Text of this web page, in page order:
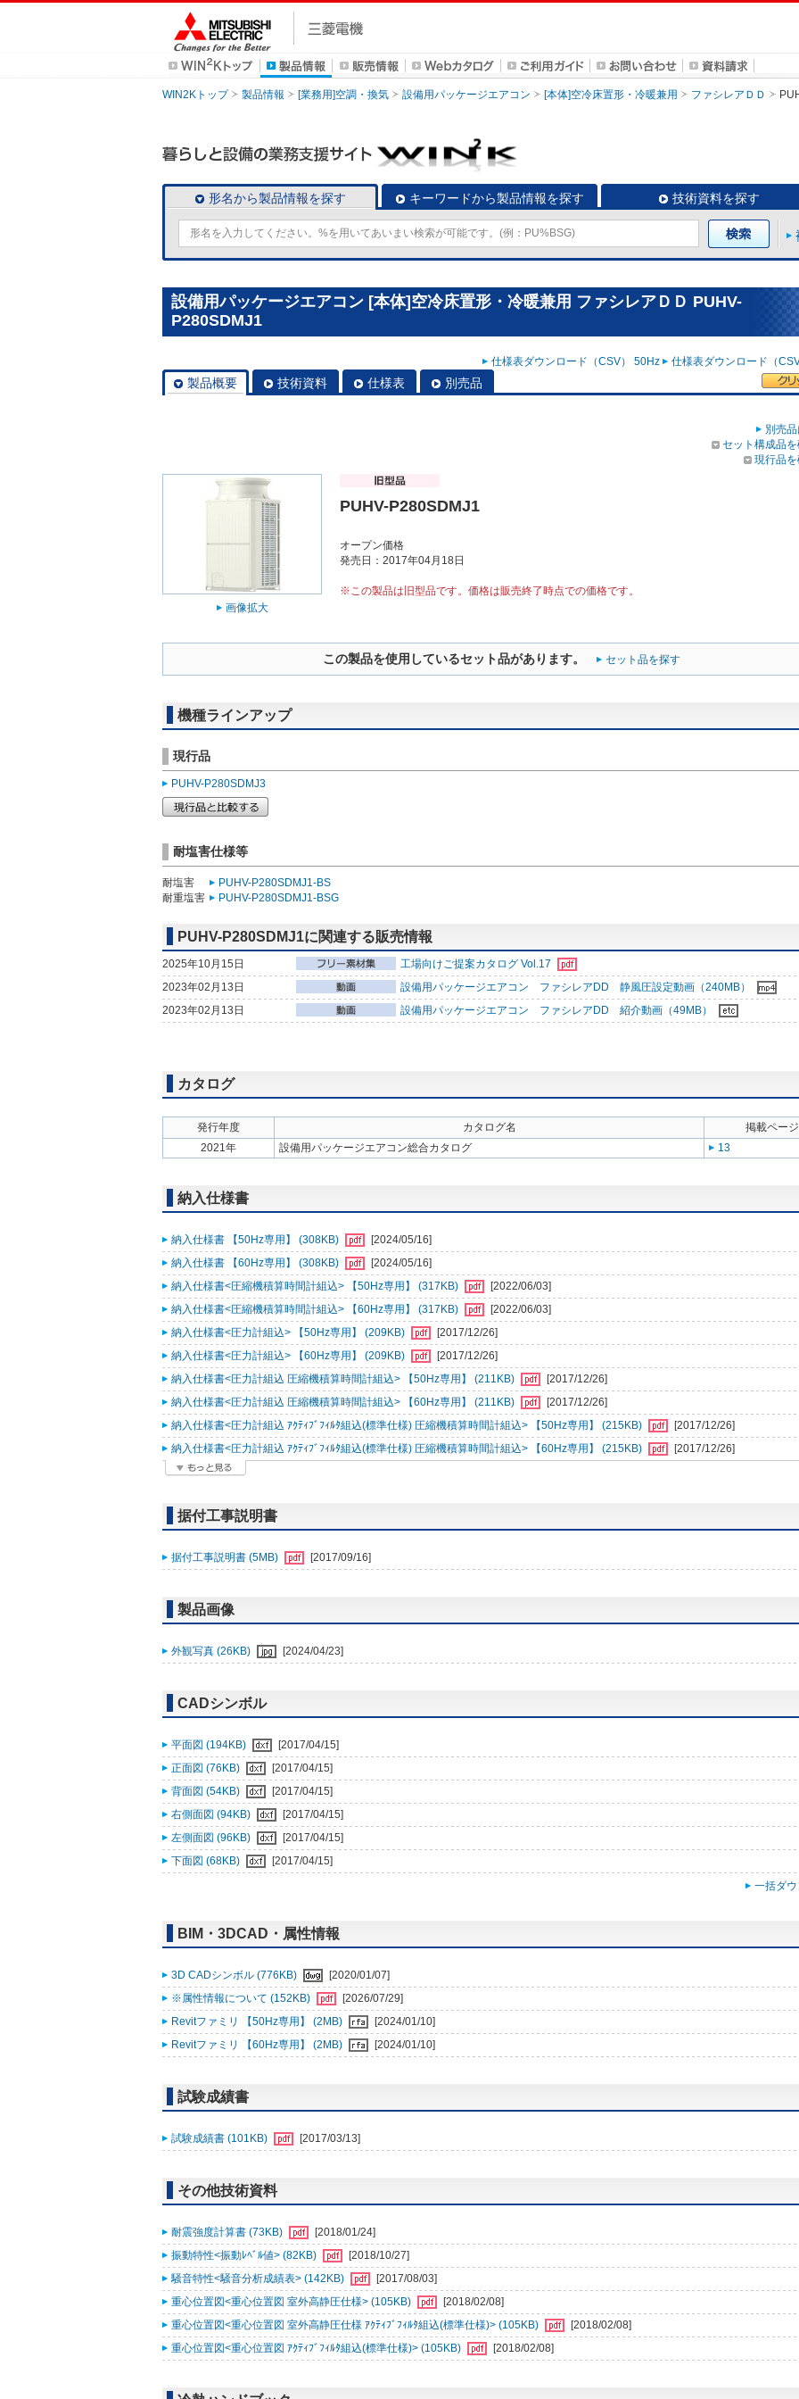
WIN2Kトップ 製品情報 [業務用]空調・換気 設備用パッケージエアコン [本体]空冷床置形・冷暖兼用 ファシレアＤＤ
形名から製品情報を探す キーワードから製品情報を探す 技術資料を探す
設備用パッケージエアコン [本体]空冷床置形・冷暖兼用 ファシレアＤＤ PUHV-
P280SDMJ1
仕様表ダウンロード（CSV） 50Hz 仕様表ダウンロード（
製品概要 技術資料 仕様表 別売品
別売
セット構成品
現行品
画像拡大
PUHV-P280SDMJ1
オープン価格
発売日：2017年04月18日
※この製品は旧型品です。価格は販売終了時点での価格です。
この製品を使用しているセット品があります。 セット品を探す
機種ラインアップ
現行品
PUHV-P280SDMJ3
耐塩害仕様等
耐塩害
PUHV-P280SDMJ1-BS
耐重塩害
PUHV-P280SDMJ1-BSG
PUHV-P280SDMJ1に関連する販売情報
2025年10月15日
工場向けご提案カタログ Vol.17
2023年02月13日
設備用パッケージエアコン ファシレアDD 静風圧設定動画（240MB）
2023年02月13日
設備用パッケージエアコン ファシレアDD 紹介動画（49MB）
カタログ
発行年度 カタログ名
掲載ページ
2021年
設備用パッケージエアコン総合カタログ 13
納入仕様書
納入仕様書 【50Hz専用】 (308KB)
[2024/05/16]
納入仕様書 【60Hz専用】 (308KB)
[2024/05/16]
納入仕様書<圧縮機積算時間計組込> 【50Hz専用】 (317KB)
[2022/06/03]
納入仕様書<圧縮機積算時間計組込> 【60Hz専用】 (317KB)
[2022/06/03]
納入仕様書<圧力計組込> 【50Hz専用】 (209KB)
[2017/12/26]
納入仕様書<圧力計組込> 【60Hz専用】 (209KB)
[2017/12/26]
納入仕様書<圧力計組込 圧縮機積算時間計組込> 【50Hz専用】 (211KB)
[2017/12/26]
納入仕様書<圧力計組込 圧縮機積算時間計組込> 【60Hz専用】 (211KB)
[2017/12/26]
納入仕様書<圧力計組込 ｱｸﾃｨﾌﾞﾌｨﾙﾀ組込(標準仕様) 圧縮機積算時間計組込> 【50Hz専用】 (215KB)
[2017/12/26]
納入仕様書<圧力計組込 ｱｸﾃｨﾌﾞﾌｨﾙﾀ組込(標準仕様) 圧縮機積算時間計組込> 【60Hz専用】 (215KB)
[2017/12/26]
据付工事説明書
据付工事説明書 (5MB) [2017/09/16]
製品画像
外観写真 (26KB) [2024/04/23]
CADシンボル
平面図 (194KB)
[2017/04/15]
正面図 (76KB)
[2017/04/15]
背面図 (54KB)
[2017/04/15]
右側面図 (94KB)
[2017/04/15]
左側面図 (96KB)
[2017/04/15]
下面図 (68KB)
[2017/04/15]
一括ダ
BIM・3DCAD・属性情報
3D CADシンボル (776KB)
[2020/01/07]
※属性情報について (152KB)
[2026/07/29]
Revitファミリ 【50Hz専用】 (2MB)
[2024/01/10]
Revitファミリ 【60Hz専用】 (2MB)
[2024/01/10]
試験成績書
試験成績書 (101KB) [2017/03/13]
その他技術資料
耐震強度計算書 (73KB)
[2018/01/24]
振動特性<振動ﾚﾍﾞﾙ値> (82KB)
[2018/10/27]
騒音特性<騒音分析成績表> (142KB)
[2017/08/03]
重心位置図<重心位置図 室外高静圧仕様> (105KB)
[2018/02/08]
重心位置図<重心位置図 室外高静圧仕様 ｱｸﾃｨﾌﾞﾌｨﾙﾀ組込(標準仕様)> (105KB)
[2018/02/08]
重心位置図<重心位置図 ｱｸﾃｨﾌﾞﾌｨﾙﾀ組込(標準仕様)> (105KB)
[2018/02/08]